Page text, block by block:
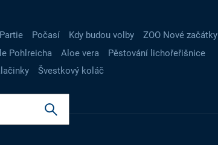
Partie Počasí Kdy budou volby
ZOO Nové začátky
Pohlreicha Aloe vera
Pěstování lichořeřišnice
Švestkový koláč